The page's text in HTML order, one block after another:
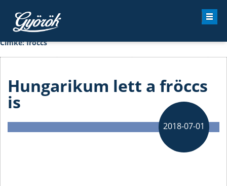
Kezdőlap›Bejegyzések címkéi fröccs
Címke:fröccs
Hungarikum lett a fröccs
is
2018-07-01